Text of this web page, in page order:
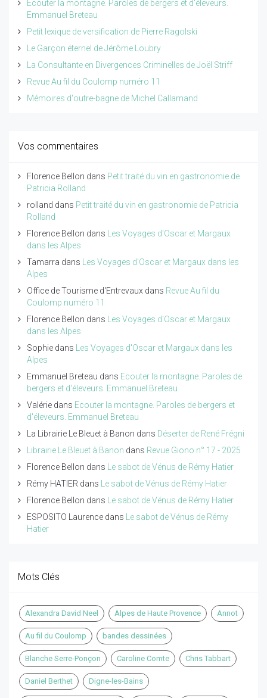
Ecouter la montagne. Paroles de bergers et d'éleveurs.
Emmanuel Breteau
Petit lexique de versification de Pierre Ragolski
Le Garçon éternel de Jérôme Loubry
La Consultante en Divergences Criminelles de Joël Striff
Revue Au fil du Coulomp numéro 11
Mémoires d'outre-bagne de Michel Callamand
Vos commentaires
Florence Bellon dans Petit traité du vin en gastronomie de
Patricia Rolland
rolland dans Petit traité du vin en gastronomie de Patricia
Rolland
Florence Bellon dans
Les Voyages d'Oscar et Margaux
dans les Alpes
Tamarra dans
Les Voyages d'Oscar et Margaux dans les
Alpes
Office de Tourisme d'Entrevaux dans Revue Au fil du
Coulomp numéro 11
Florence Bellon dans
Les Voyages d'Oscar et Margaux
dans les Alpes
Sophie dans
Les Voyages d'Oscar et Margaux dans les
Alpes
Emmanuel Breteau dans Ecouter la montagne. Paroles de
bergers et d'éleveurs. Emmanuel Breteau
Valérie dans Ecouter la montagne. Paroles de bergers et
d'éleveurs. Emmanuel Breteau
La Librairie Le Bleuet à Banon dans Déserter de René Frégni
Librairie Le Bleuet à Banon dans Revue Giono n° 17 - 2025
Florence Bellon dans
Le sabot de Vénus de Rémy Hatier
Rémy HATIER dans
Le sabot de Vénus de Rémy Hatier
Florence Bellon dans
Le sabot de Vénus de Rémy Hatier
ESPOSITO Laurence dans
Le sabot de Vénus de Rémy
Hatier
Mots Clés
Alexandra David Neel Alpes de Haute Provence Annot
Au fil du Coulomp bandes dessinées
Blanche Serre-Ponçon Caroline Comte Chris Tabbart
Daniel Berthet Digne-les-Bains